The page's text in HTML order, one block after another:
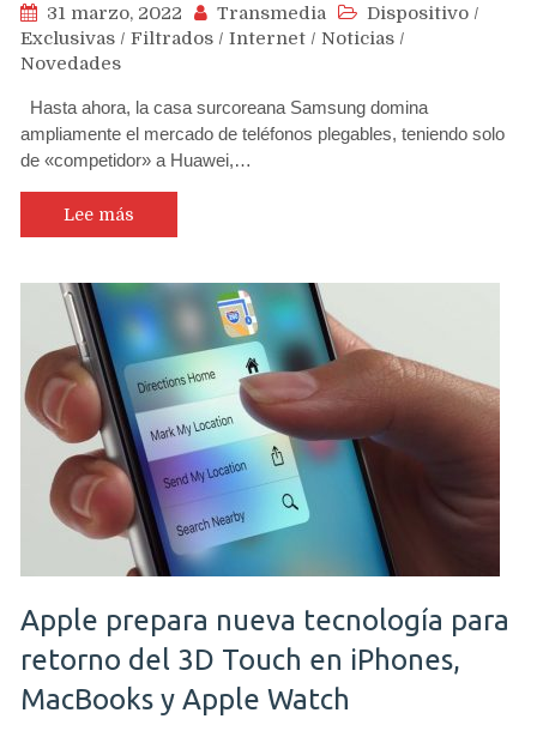
31 marzo, 2022 Transmedia Dispositivo /
Exclusivas / Filtrados / Internet / Noticias /
Novedades
Hasta ahora, la casa surcoreana Samsung domina
ampliamente el mercado de teléfonos plegables, teniendo solo
de «competidor» a Huawei,…
Lee más
Apple prepara nueva tecnología para
retorno del 3D Touch en iPhones,
MacBooks y Apple Watch